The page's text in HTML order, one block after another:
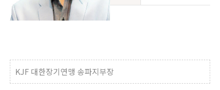
KJF 대한장기연맹 송파지부장